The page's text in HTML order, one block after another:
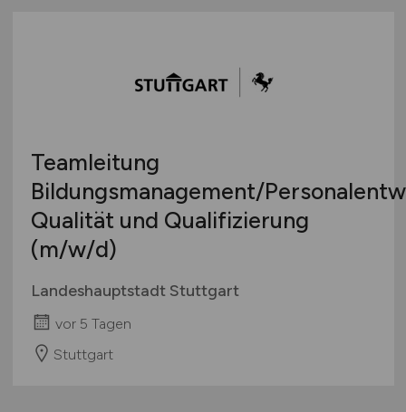
Teamleitung
Bildungsmanagement/
Qualität und Qualifizierung
(m/w/d)
Landeshauptstadt Stuttgart
vor 5 Tagen
Stuttgart